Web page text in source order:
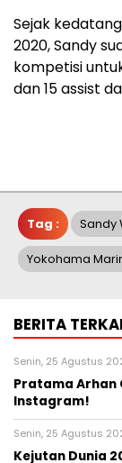
Sejak
2020, Sandy
kompetisi
dan 15 assist
Tag : Sandy
Yokohama
BERITA
Senin, 25 Agustus
Pratama Arhan
Instagram!
Senin, 25 Agustus
Kejutan Dunia